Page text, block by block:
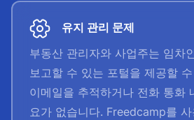
유지 관리 문제
부동산 관리자와 사업주는 임차
보고할 수 있는 포털을 제공할
이메일을 추적하거나 전화 통화
요가 없습니다. Freedcamp를